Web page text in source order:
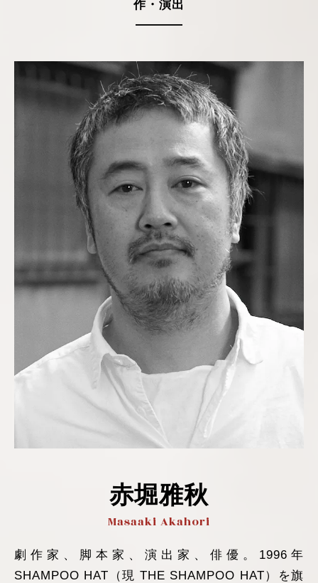
作・演出
赤堀雅秋
Masaaki Akahori
劇作家、脚本家、演出家、俳優。1996年
SHAMPOO HAT（現 THE SHAMPOO HAT）を旗